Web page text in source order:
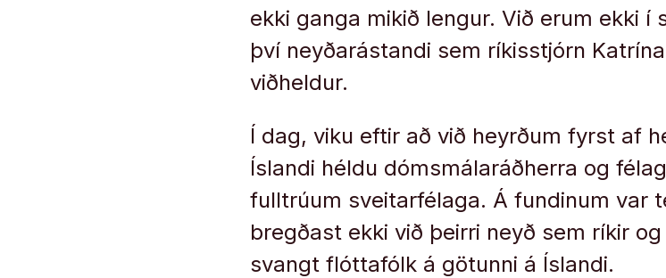
ekki ganga mikið lengur. Við erum ekki í
því neyðarástandi sem ríkisstjórn
viðheldur.
Í dag, viku eftir að við heyrðum fyrst af
Íslandi héldu dómsmálaráðherra og
fulltrúum sveitarfélaga. Á fundinum var
bregðast ekki við þeirri neyð sem ríkir
svangt flóttafólk á götunni á Íslandi.